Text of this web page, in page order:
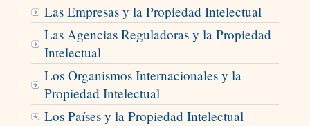
Las Empresas y la Propiedad Intelectual
Las Agencias Reguladoras y la Propiedad
Intelectual
Los Organismos Internacionales y la
Propiedad Intelectual
Los Países y la Propiedad Intelectual